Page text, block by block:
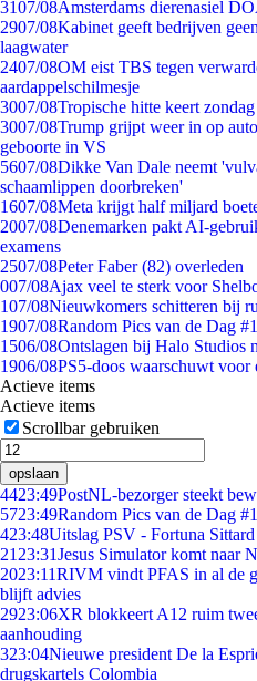
3107/08Amsterdams dierenasiel
2907/08Kabinet geeft bedrijven
laagwater
2407/08OM eist TBS tegen
aardappelschilmesje
3007/08Tropische hitte keert
3007/08Trump grijpt weer in op
geboorte in VS
5607/08Dikke Van Dale neemt
schaamlippen doorbreken'
1607/08Meta krijgt half miljard
2007/08Denemarken pakt AI-
examens
2507/08Peter Faber (82) overleden
007/08Ajax veel te sterk voor
107/08Nieuwkomers schitteren bij
1907/08Random Pics van de Dag
1506/08Ontslagen bij Halo Studios
1906/08PS5-doos waarschuwt voor
Actieve items
Actieve items
Scrollbar gebruiken
opslaan
4423:49PostNL-bezorger steekt
5723:49Random Pics van de Dag
423:48Uitslag PSV - Fortuna Sittard
21 23:31Jesus Simulator komt naar
2023:11RIVM vindt PFAS in al de
blijft advies
2923:06XR blokkeert A12 ruim
aanhouding
323:04Nieuwe president De la
drugskartels Colombia